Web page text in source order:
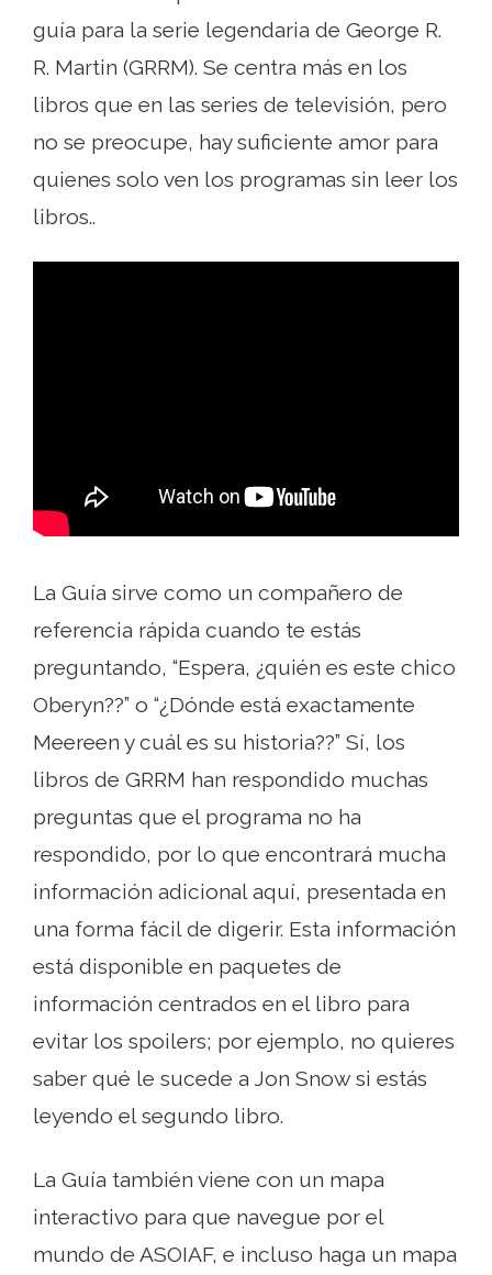
guía para la serie legendaria de George R.
R. Martin (GRRM). Se centra más en los
libros que en las series de televisión, pero
no se preocupe, hay suficiente amor para
quienes solo ven los programas sin leer los
libros..
La Guía sirve como un compañero de
referencia rápida cuando te estás
preguntando, “Espera, ¿quién es este chico
Oberyn??” o “¿Dónde está exactamente
Meereen y cuál es su historia??” Sí, los
libros de GRRM han respondido muchas
preguntas que el programa no ha
respondido, por lo que encontrará mucha
información adicional aquí, presentada en
una forma fácil de digerir. Esta información
está disponible en paquetes de
información centrados en el libro para
evitar los spoilers; por ejemplo, no quieres
saber qué le sucede a Jon Snow si estás
leyendo el segundo libro.
La Guía también viene con un mapa
interactivo para que navegue por el
mundo de ASOIAF, e incluso haga un mapa